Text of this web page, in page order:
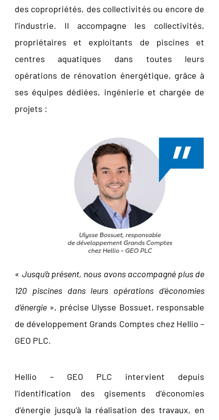
des copropriétés, des collectivités ou encore de
l’industrie. Il accompagne les collectivités,
propriétaires et exploitants de piscines et
centres aquatiques dans toutes leurs
opérations de rénovation énergétique, grâce à
ses équipes dédiées, ingénierie et chargée de
projets :
«Jusqu’à présent, nous avons accompagné plus de
120 piscines dans leurs opérations d’économies
d’énergie», précise Ulysse Bossuet, responsable
de développement Grands Comptes chez Hellio –
GEO PLC.
Hellio – GEO PLC intervient depuis
l’identification des gisements d’économies
d’énergie jusqu’à la réalisation des travaux, en